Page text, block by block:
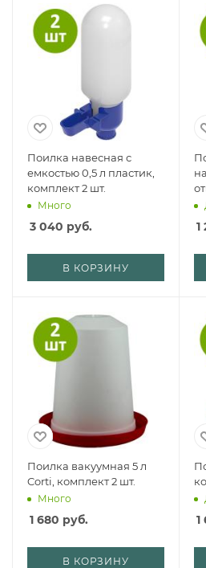
Поилка навесная с
емкостью 0,5 л пластик,
комплект 2 шт.
Много
3 040 руб.
В КОРЗИНУ
1
Поилка вакуумная 5 л
Corti, комплект 2 шт.
Много
1 680 руб.
В КОРЗИНУ
1